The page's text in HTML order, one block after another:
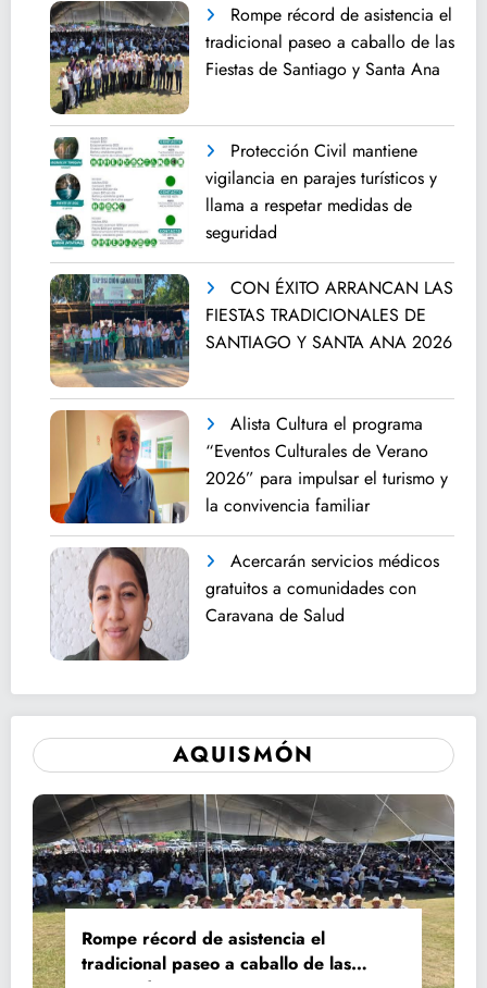
Rompe récord de asistencia el
tradicional paseo a caballo de las
Fiestas de Santiago y Santa Ana
Protección Civil mantiene
vigilancia en parajes turísticos y
llama a respetar medidas de
seguridad
CON ÉXITO ARRANCAN LAS
FIESTAS TRADICIONALES DE
SANTIAGO Y SANTA ANA 2026
Alista Cultura el programa
“Eventos Culturales de Verano
2026” para impulsar el turismo y
la convivencia familiar
Acercarán servicios médicos
gratuitos a comunidades con
Caravana de Salud
AQUISMÓN
Rompe récord de asistencia el
tradicional paseo a caballo de las